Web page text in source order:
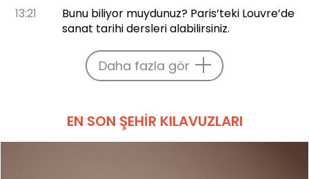
13:21
Bunu biliyor muydunuz? Paris’teki Louvre’de
sanat tarihi dersleri alabilirsiniz.
Daha fazla gör
EN SON ŞEHIR KILAVUZLARI